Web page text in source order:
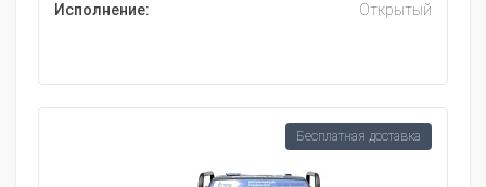
Исполнение:
Открытый
Бесплатная доставка